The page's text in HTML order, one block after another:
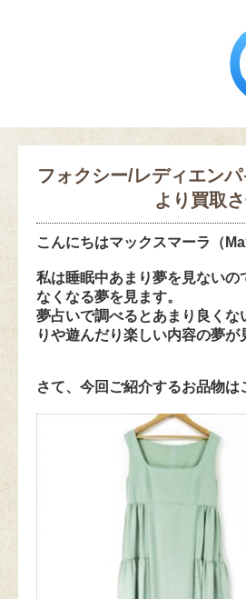
フォクシー/レディエン
より買取
こんにちはマックスマーラ（
私は睡眠中あまり夢を見ない
なくなる夢を見ます。
夢占いで調べるとあまり良く
りや遊んだり楽しい内容の夢が
さて、今回ご紹介するお品物は